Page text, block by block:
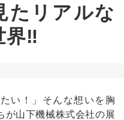
たリアルな
界‼
い！」そんな想いを胸
が山下機械株式会社の展